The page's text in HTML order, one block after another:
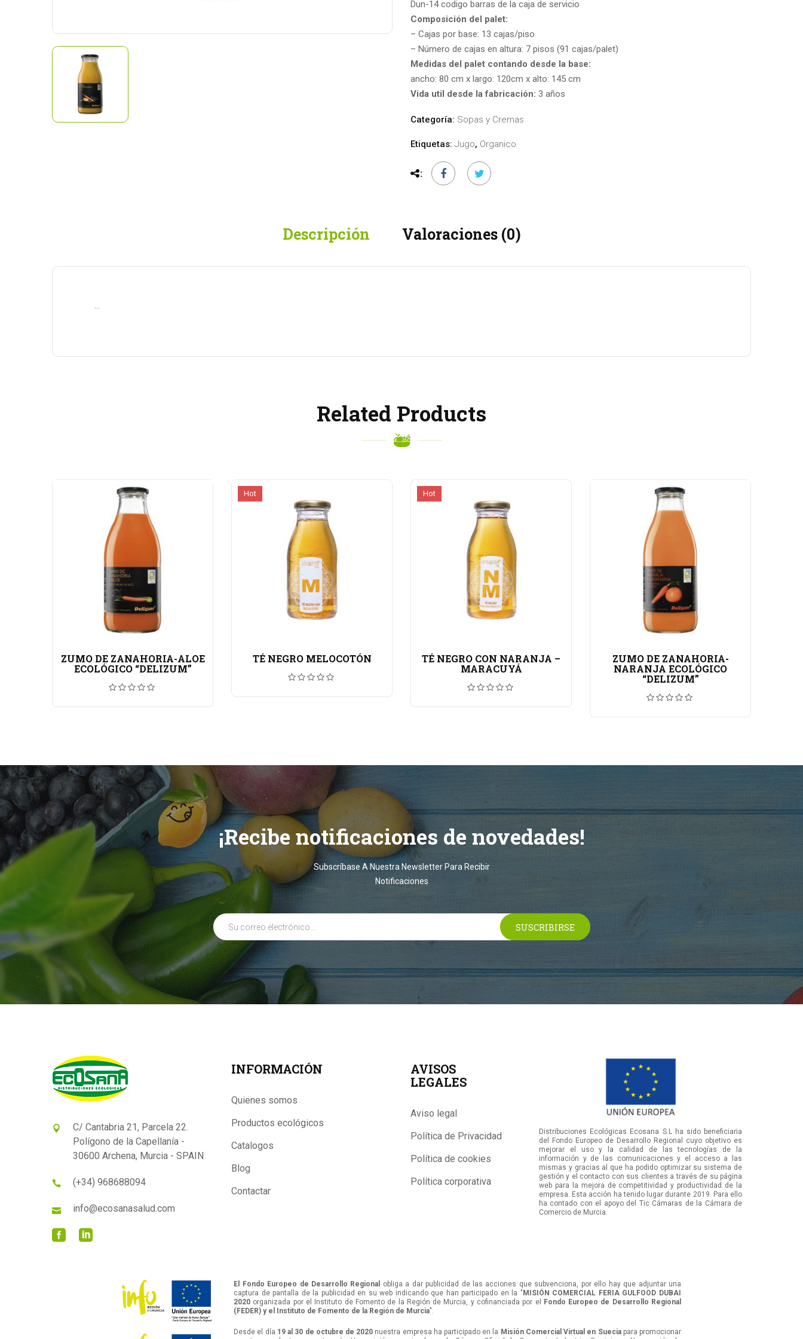
Dun-14 codigo barras de la caja de servicio
Composición del palet:
– Cajas por base: 13 cajas/piso
– Número de cajas en altura: 7 pisos (91 cajas/palet)
Medidas del palet contando desde la base:
ancho: 80 cm x largo: 120cm x alto: 145 cm
Vida util desde la fabricación: 3 años
Categoría: Sopas y Cremas
Etiquetas: Jugo, Organico
Descripción Valoraciones (0)
…
Related Products
ZUMO DE ZANAHORIA-ALOE
ECOLÓGICO “DELIZUM”
Hot
TÉ NEGRO MELOCOTÓN
Hot
TÉ NEGRO CON NARANJA –
MARACUYÁ
ZUMO DE ZANAHORIA-
NARANJA ECOLÓGICO
“DELIZUM”
¡Recibe notificaciones de novedades!
Subscríbase A Nuestra Newsletter Para Recibir
Notificaciones
C/ Cantabria 21, Parcela 22.
Polígono de la Capellanía -
30600 Archena, Murcia - SPAIN
(+34) 968688094
info@ecosanasalud.com
INFORMACIÓN
Quienes somos
Productos ecológicos
Catalogos
Blog
Contactar
AVISOS
LEGALES
Aviso legal
Política de Privacidad
Política de cookies
Política corporativa
Distribuciones Ecológicas Ecosana S.L ha sido beneficiaria
del Fondo Europeo de Desarrollo Regional cuyo objetivo es
mejorar el uso y la calidad de las tecnologías de la
información y de las comunicaciones y el acceso a las
mismas y gracias al que ha podido optimizar su sistema de
gestión y el contacto con sus clientes a través de su página
web para la mejora de competitividad y productividad de la
empresa. Esta acción ha tenido lugar durante 2019. Para ello
ha contado con el apoyo del Tic Cámaras de la Cámara de
Comercio de Murcia.
El Fondo Europeo de Desarrollo Regional
obliga a dar publicidad de las acciones que subvenciona, por ello hay que adjuntar una
captura de pantalla de la publicidad en su web indicando que han participado en la "MISIÓN COMERCIAL FERIA GULFOOD DUBAI
2020 organizada por el Instituto de Fomento de la Región de Murcia, y cofinanciada por el Fondo Europeo de Desarrollo Regional
(FEDER) y el Instituto de Fomento de la Región de Murcia".
Desde el día 19 al 30 de octubre de 2020 nuestra empresa ha participado en la Misión Comercial Virtual en Sueciapara promocionar